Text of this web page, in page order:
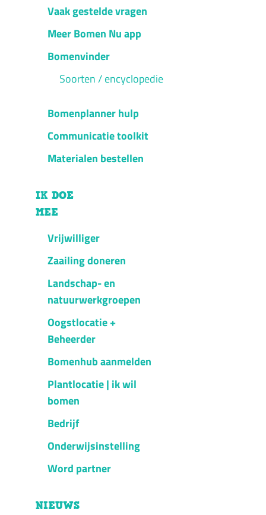
Vaak gestelde vragen
Meer Bomen Nu app
Bomenvinder
Soorten / encyclopedie
Bomenplanner hulp
Communicatie toolkit
Materialen bestellen
IK DOE
MEE
Vrijwilliger
Zaailing doneren
Landschap- en
natuurwerkgroepen
Oogstlocatie +
Beheerder
Bomenhub aanmelden
Plantlocatie | ik wil
bomen
Bedrijf
Onderwijsinstelling
Word partner
NIEUWS